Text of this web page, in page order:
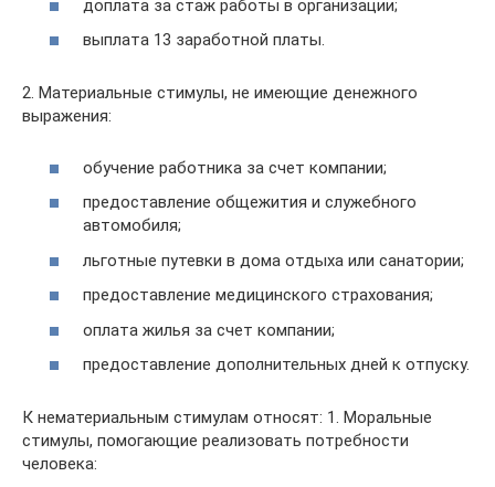
доплата за стаж работы в организации;
выплата 13 заработной платы.
2. Материальные стимулы, не имеющие денежного
выражения:
обучение работника за счет компании;
предоставление общежития и служебного
автомобиля;
льготные путевки в дома отдыха или санатории;
предоставление медицинского страхования;
оплата жилья за счет компании;
предоставление дополнительных дней к отпуску.
К нематериальным стимулам относят: 1. Моральные
стимулы, помогающие реализовать потребности
человека: